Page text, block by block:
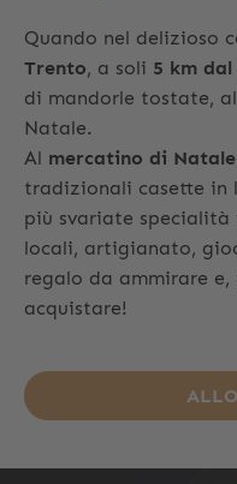
Quando nel delizioso
Trento, a soli 5 km
di mandorle tostate,
Natale.
Al mercatino di
tradizionali casette in
più svariate
locali, artigianato,
regalo da ammirare e,
acquistare!